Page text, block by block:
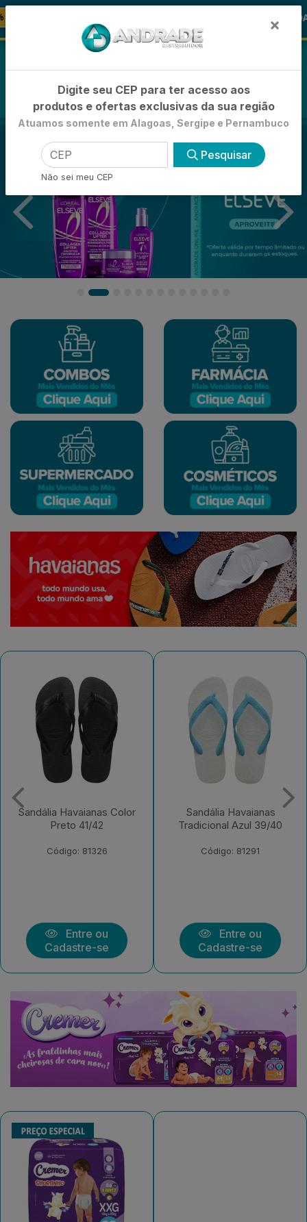
Sandália Havaianas Color
Preto 41/42
Código: 81326
Entre ou
Cadastre-se
Sandália Havaianas
Tradicional Azul 39/40
Código: 81291
Entre ou
Cadastre-se
×
Digite seu CEP para ter acesso aos
produtos e ofertas exclusivas da sua região
Atuamos somente em Alagoas, Sergipe e Pernambuco
Pesquisar
Não sei meu CEP